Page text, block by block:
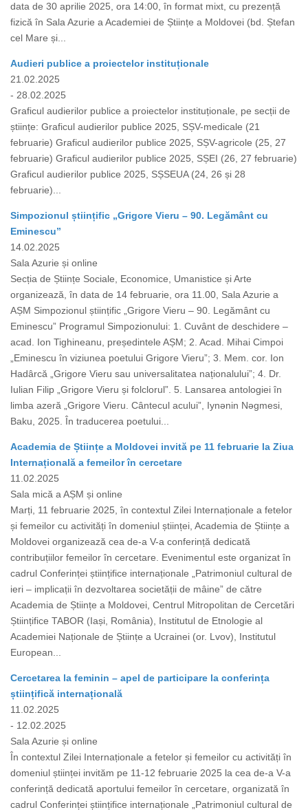
data de 30 aprilie 2025, ora 14:00, în format mixt, cu prezență
fizică în Sala Azurie a Academiei de Științe a Moldovei (bd. Ștefan
cel Mare și...
Audieri publice a proiectelor instituționale
21.02.2025
- 28.02.2025
Graficul audierilor publice a proiectelor instituționale, pe secții de
științe: Graficul audierilor publice 2025, SȘV-medicale (21
februarie) Graficul audierilor publice 2025, SȘV-agricole (25, 27
februarie) Graficul audierilor publice 2025, SȘEI (26, 27 februarie)
Graficul audierilor publice 2025, SȘSEUA (24, 26 și 28
februarie)...
Simpozionul științific „Grigore Vieru – 90. Legământ cu
Eminescu”
14.02.2025
Sala Azurie și online
Secția de Științe Sociale, Economice, Umanistice și Arte
organizează, în data de 14 februarie, ora 11.00, Sala Azurie a
AȘM Simpozionul științific „Grigore Vieru – 90. Legământ cu
Eminescu” Programul Simpozionului: 1. Cuvânt de deschidere –
acad. Ion Tighineanu, președintele AȘM; 2. Acad. Mihai Cimpoi
„Eminescu în viziunea poetului Grigore Vieru”; 3. Mem. cor. Ion
Hadârcă „Grigore Vieru sau universalitatea naționalului”; 4. Dr.
Iulian Filip „Grigore Vieru și folclorul”. 5. Lansarea antologiei în
limba azeră „Grigore Vieru. Cântecul acului”, Iynǝnin Nǝgmesi,
Baku, 2025. În traducerea poetului...
Academia de Științe a Moldovei invită pe 11 februarie la Ziua
Internațională a femeilor în cercetare
11.02.2025
Sala mică a AȘM și online
Marți, 11 februarie 2025, în contextul Zilei Internaționale a fetelor
și femeilor cu activități în domeniul științei, Academia de Științe a
Moldovei organizează cea de-a V-a conferință dedicată
contribuțiilor femeilor în cercetare. Evenimentul este organizat în
cadrul Conferinței științifice internaționale „Patrimoniul cultural de
ieri – implicații în dezvoltarea societății de mâine” de către
Academia de Științe a Moldovei, Centrul Mitropolitan de Cercetări
Științifice TABOR (Iași, România), Institutul de Etnologie al
Academiei Naționale de Științe a Ucrainei (or. Lvov), Institutul
European...
Cercetarea la feminin – apel de participare la conferința
științifică internațională
11.02.2025
- 12.02.2025
Sala Azurie și online
În contextul Zilei Internaționale a fetelor și femeilor cu activități în
domeniul științei invităm pe 11-12 februarie 2025 la cea de-a V-a
conferință dedicată aportului femeilor în cercetare, organizată în
cadrul Conferinței științifice internaționale „Patrimoniul cultural de